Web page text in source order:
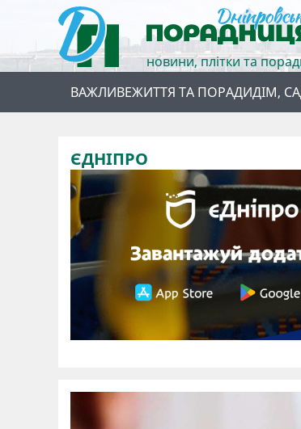
новини, плітки та
ВАЖЛИВЕЖИТТЯ ТА ПОРАДИДІМ,
ЄДНІПРО